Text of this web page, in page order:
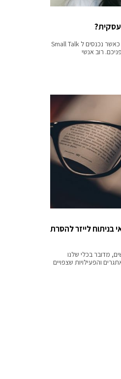
יש שתי נקודות חשובות שיש לקחת בחשבון כאשר נכנסים ל Small Talk
רוב אנשי
בניתוח לייזר להסרת
מדובר בכלי שלנו
והפעילויות שצפויים